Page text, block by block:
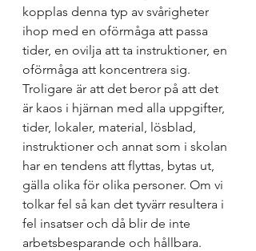
kopplas denna typ av svårigheter
ihop med en oförmåga att passa
tider, en ovilja att ta instruktioner, en
oförmåga att koncentrera sig.
Troligare är att det beror på att det
är kaos i hjärnan med alla uppgifter,
tider, lokaler, material, lösblad,
instruktioner och annat som i skolan
har en tendens att flyttas, bytas ut,
gälla olika för olika personer. Om vi
tolkar fel så kan det tyvärr resultera i
fel insatser och då blir de inte
arbetsbesparande och hållbara.